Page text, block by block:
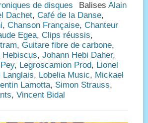
de disques Balises Alain
Dachet, Café de la Danse,
, Chanson Française, Chanteur
Egea, Clips réussis,
, Guitare fibre de carbone,
Hebiscus, Johann Hebi Daher,
, Legroscamion Prod, Lionel
Langlais, Lobelia Music, Mickael
Lamotta, Simon Strauss,
, Vincent Bidal